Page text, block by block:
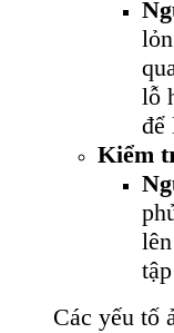
lỗ
để
Kiểm
Các yếu tố